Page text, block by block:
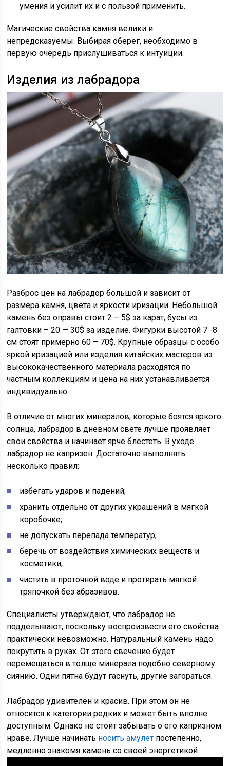
умения и усилит их и с пользой применить.
Магические свойства камня велики и
непредсказуемы. Выбирая оберег, необходимо в
первую очередь прислушиваться к интуиции.
Изделия из лабрадора
Разброс цен на лабрадор большой и зависит от
размера камня, цвета и яркости иризации. Небольшой
камень без оправы стоит 2 – 5$ за карат, бусы из
галтовки – 20 — 30$ за изделие. Фигурки высотой 7 -8
см стоят примерно 60 – 70$. Крупные образцы с особо
яркой иризацией или изделия китайских мастеров из
высококачественного материала расходятся по
частным коллекциям и цена на них устанавливается
индивидуально.
В отличие от многих минералов, которые боятся яркого
солнца, лабрадор в дневном свете лучше проявляет
свои свойства и начинает ярче блестеть. В уходе
лабрадор не капризен. Достаточно выполнять
несколько правил:
избегать ударов и падений;
хранить отдельно от других украшений в мягкой
коробочке;
не допускать перепада температур;
беречь от воздействия химических веществ и
косметики;
чистить в проточной воде и протирать мягкой
тряпочкой без абразивов.
Специалисты утверждают, что лабрадор не
подделывают, поскольку воспроизвести его свойства
практически невозможно. Натуральный камень надо
покрутить в руках. От этого свечение будет
перемещаться в толще минерала подобно северному
сиянию. Одни пятна будут гаснуть, другие загораться.
Лабрадор удивителен и красив. При этом он не
относится к категории редких и может быть вполне
доступным. Однако не стоит забывать о его капризном
нраве. Лучше начинать носить амулет постепенно,
медленно знакомя камень со своей энергетикой.